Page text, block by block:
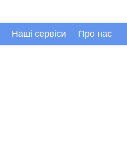
Наші сервіси Про нас